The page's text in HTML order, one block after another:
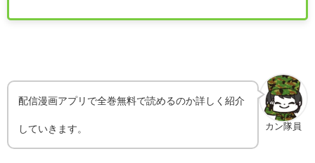
カン隊員
配信漫画アプリで全巻無料で読めるのか詳しく紹介
していきます。